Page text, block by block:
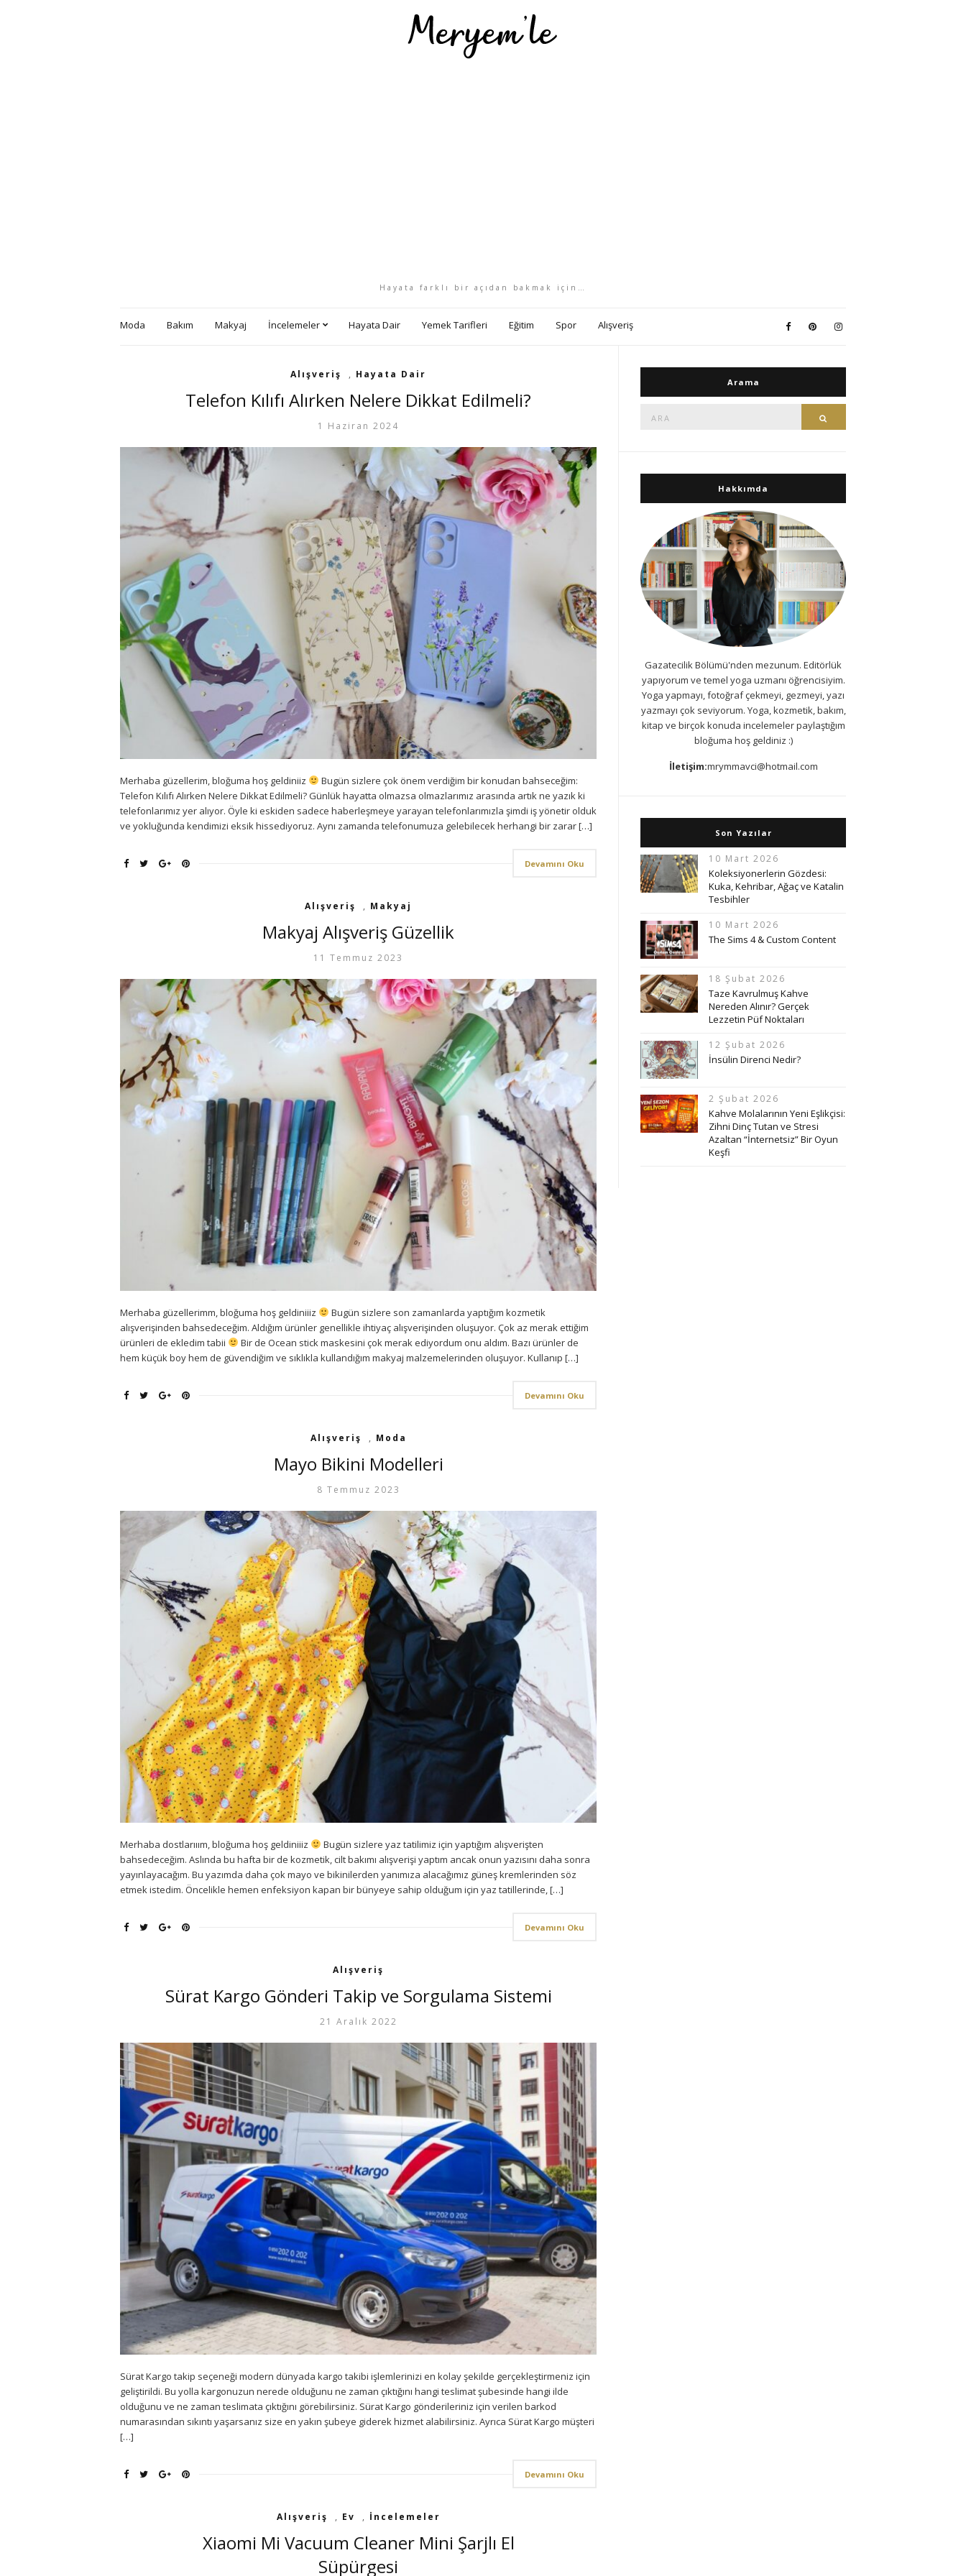
Hayata farklı bir açıdan bakmak için…
Moda Bakım Makyaj İncelemeler Hayata Dair Yemek Tarifleri Eğitim Spor Alışveriş
Alışveriş , Hayata Dair
Telefon Kılıfı Alırken Nelere Dikkat Edilmeli?
1 Haziran 2024
Merhaba güzellerim, bloğuma hoş geldiniiz
Bugün sizlere çok önem verdiğim bir konudan bahseceğim:
Telefon Kılıfı Alırken Nelere Dikkat Edilmeli? Günlük hayatta olmazsa olmazlarımız arasında artık ne yazık ki
telefonlarımız yer alıyor. Öyle ki eskiden sadece haberleşmeye yarayan telefonlarımızla şimdi iş yönetir olduk
ve yokluğunda kendimizi eksik hissediyoruz. Aynı zamanda telefonumuza gelebilecek herhangi bir zarar […]
Devamını Oku
Alışveriş , Makyaj
Makyaj Alışveriş Güzellik
11 Temmuz 2023
Merhaba güzellerimm, bloğuma hoş geldiniiiz
Bugün sizlere son zamanlarda yaptığım kozmetik
alışverişinden bahsedeceğim. Aldığım ürünler genellikle ihtiyaç alışverişinden oluşuyor. Çok az merak ettiğim
ürünleri de ekledim tabii
Bir de Ocean stick maskesini çok merak ediyordum onu aldım. Bazı ürünler de
hem küçük boy hem de güvendiğim ve sıklıkla kullandığım makyaj malzemelerinden oluşuyor. Kullanıp […]
Devamını Oku
Alışveriş , Moda
Mayo Bikini Modelleri
8 Temmuz 2023
Merhaba dostlarııım, bloğuma hoş geldiniiiz
Bugün sizlere yaz tatilimiz için yaptığım alışverişten
bahsedeceğim. Aslında bu hafta bir de kozmetik, cilt bakımı alışverişi yaptım ancak onun yazısını daha sonra
yayınlayacağım. Bu yazımda daha çok mayo ve bikinilerden yanımıza alacağımız güneş kremlerinden söz
etmek istedim. Öncelikle hemen enfeksiyon kapan bir bünyeye sahip olduğum için yaz tatillerinde, […]
Devamını Oku
Alışveriş
Sürat Kargo Gönderi Takip ve Sorgulama Sistemi
21 Aralık 2022
Sürat Kargo takip seçeneği modern dünyada kargo takibi işlemlerinizi en kolay şekilde gerçekleştirmeniz için
geliştirildi. Bu yolla kargonuzun nerede olduğunu ne zaman çıktığını hangi teslimat şubesinde hangi ilde
olduğunu ve ne zaman teslimata çıktığını görebilirsiniz. Sürat Kargo gönderileriniz için verilen barkod
numarasından sıkıntı yaşarsanız size en yakın şubeye giderek hizmet alabilirsiniz. Ayrıca Sürat Kargo müşteri
[…]
Devamını Oku
Alışveriş , Ev , İncelemeler
Xiaomi Mi Vacuum Cleaner Mini Şarjlı El
Süpürgesi
Arama
Hakkımda
Gazatecilik Bölümü'nden mezunum. Editörlük
yapıyorum ve temel yoga uzmanı öğrencisiyim.
Yoga yapmayı, fotoğraf çekmeyi, gezmeyi, yazı
yazmayı çok seviyorum. Yoga, kozmetik, bakım,
kitap ve birçok konuda incelemeler paylaştığım
bloğuma hoş geldiniz :)
İletişim:mrymmavci@hotmail.com
Son Yazılar
10 Mart 2026
Koleksiyonerlerin Gözdesi:
Kuka, Kehribar, Ağaç ve Katalin
Tesbihler
10 Mart 2026
The Sims 4 & Custom Content
18 Şubat 2026
Taze Kavrulmuş Kahve
Nereden Alınır? Gerçek
Lezzetin Püf Noktaları
12 Şubat 2026
İnsülin Direnci Nedir?
2 Şubat 2026
Kahve Molalarının Yeni Eşlikçisi:
Zihni Dinç Tutan ve Stresi
Azaltan “İnternetsiz” Bir Oyun
Keşfi